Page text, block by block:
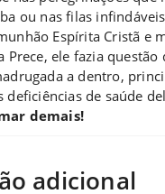
ou nas filas
Espírita Cristã e
Prece, ele fazia questão
a dentro,
deficiências de saúde
demais!
adicional